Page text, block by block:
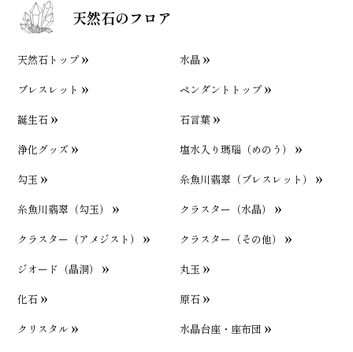
天然石のフロア
天然石トップ
水晶
ブレスレット
ペンダントトップ
誕生石
石言葉
浄化グッズ
塩水入り瑪瑙（めのう）
勾玉
糸魚川翡翠（ブレスレット）
糸魚川翡翠（勾玉）
クラスター（水晶）
クラスター（アメジスト）
クラスター（その他）
ジオード（晶洞）
丸玉
化石
原石
クリスタル
水晶台座・座布団